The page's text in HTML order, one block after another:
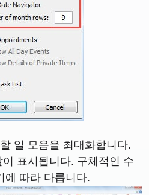
일 모음을 최대화합니다.
표시됩니다. 구체적인 수
에 따라 다릅니다.